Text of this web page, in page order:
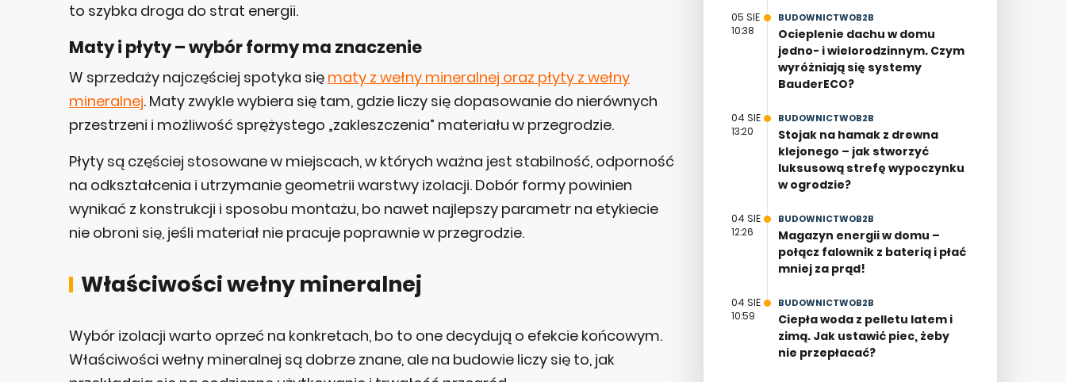
to szybka droga do strat energii.
Maty i płyty – wybór formy ma znaczenie
W sprzedaży najczęściej spotyka się maty z wełny mineralnej oraz płyty z wełny
mineralnej. Maty zwykle wybiera się tam, gdzie liczy się dopasowanie do nierównych
przestrzeni i możliwość sprężystego „zakleszczenia” materiału w przegrodzie.
Płyty są częściej stosowane w miejscach, w których ważna jest stabilność, odporność
na odkształcenia i utrzymanie geometrii warstwy izolacji. Dobór formy powinien
wynikać z konstrukcji i sposobu montażu, bo nawet najlepszy parametr na etykiecie
nie obroni się, jeśli materiał nie pracuje poprawnie w przegrodzie.
Właściwości wełny mineralnej
Wybór izolacji warto oprzeć na konkretach, bo to one decydują o efekcie końcowym.
Właściwości wełny mineralnej są dobrze znane, ale na budowie liczy się to, jak
05 SIE
10:38
BUDOWNICTWOB2B
Ocieplenie dachu w domu
jedno- i wielorodzinnym. Czym
wyróżniają się systemy
BauderECO?
04 SIE
13:20
BUDOWNICTWOB2B
Stojak na hamak z drewna
klejonego – jak stworzyć
luksusową strefę wypoczynku
w ogrodzie?
04 SIE
12:26
BUDOWNICTWOB2B
Magazyn energii w domu –
połącz falownik z baterią i płać
mniej za prąd!
04 SIE
10:59
BUDOWNICTWOB2B
Ciepła woda z pelletu latem i
zimą. Jak ustawić piec, żeby
nie przepłacać?